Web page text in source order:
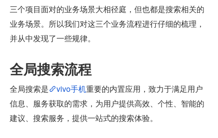
三个项目面对的业务场景大相径庭，但也都是搜索相关的
业务场景。所以我们对这三个业务流程进行仔细的梳理，
并从中发现了一些规律。
全局搜索流程
全局搜索是 vivo手机重要的内置应用，致力于满足用户
信息、服务获取的需求，为用户提供高效、个性、智能的
建议、搜索服务，提供一站式的搜索体验。